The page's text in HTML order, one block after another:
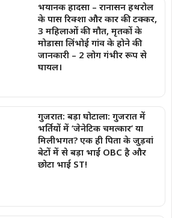
भयानक हादसा – रानासन हथरोल
के पास रिक्शा और कार की टक्कर,
3 महिलाओं की मौत, मृतकों के
मोडासा लिंभोई गांव के होने की
जानकारी – 2 लोग गंभीर रूप से
घायल।
गुजरात: बड़ा घोटाला: गुजरात में
भर्तियों में ‘जेनेटिक चमत्कार’ या
मिलीभगत? एक ही पिता के जुड़वां
बेटों में से बड़ा भाई OBC है और
छोटा भाई ST!